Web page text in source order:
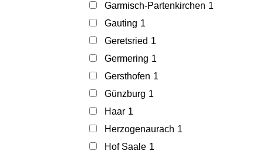
Garmisch-Partenkirchen 1
Gauting 1
Geretsried 1
Germering 1
Gersthofen 1
Günzburg 1
Haar 1
Herzogenaurach 1
Hof Saale 1